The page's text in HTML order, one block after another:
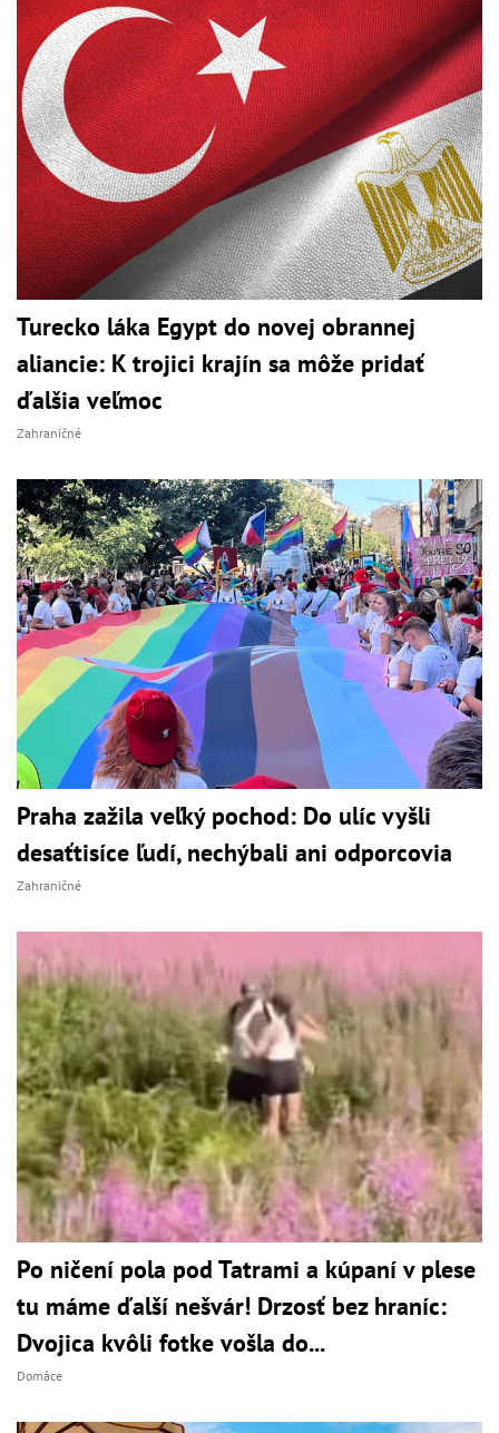
Turecko láka Egypt do novej obrannej
aliancie: K trojici krajín sa môže pridať
ďalšia veľmoc
Zahraničné
Praha zažila veľký pochod: Do ulíc vyšli
desaťtisíce ľudí, nechýbali ani odporcovia
Zahraničné
Po ničení pola pod Tatrami a kúpaní v plese
tu máme ďalší nešvár! Drzosť bez hraníc:
Dvojica kvôli fotke vošla do...
Domáce